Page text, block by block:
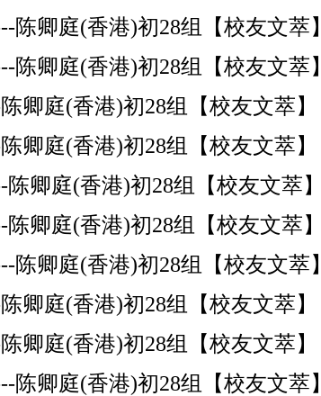
卿庭(香港)初28组【校友文萃】
卿庭(香港)初28组【校友文萃】
卿庭(香港)初28组【校友文萃】
卿庭(香港)初28组【校友文萃】
卿庭(香港)初28组【校友文萃】
卿庭(香港)初28组【校友文萃】
卿庭(香港)初28组【校友文萃】
卿庭(香港)初28组【校友文萃】
卿庭(香港)初28组【校友文萃】
陈卿庭(香港)初28组【校友文萃】